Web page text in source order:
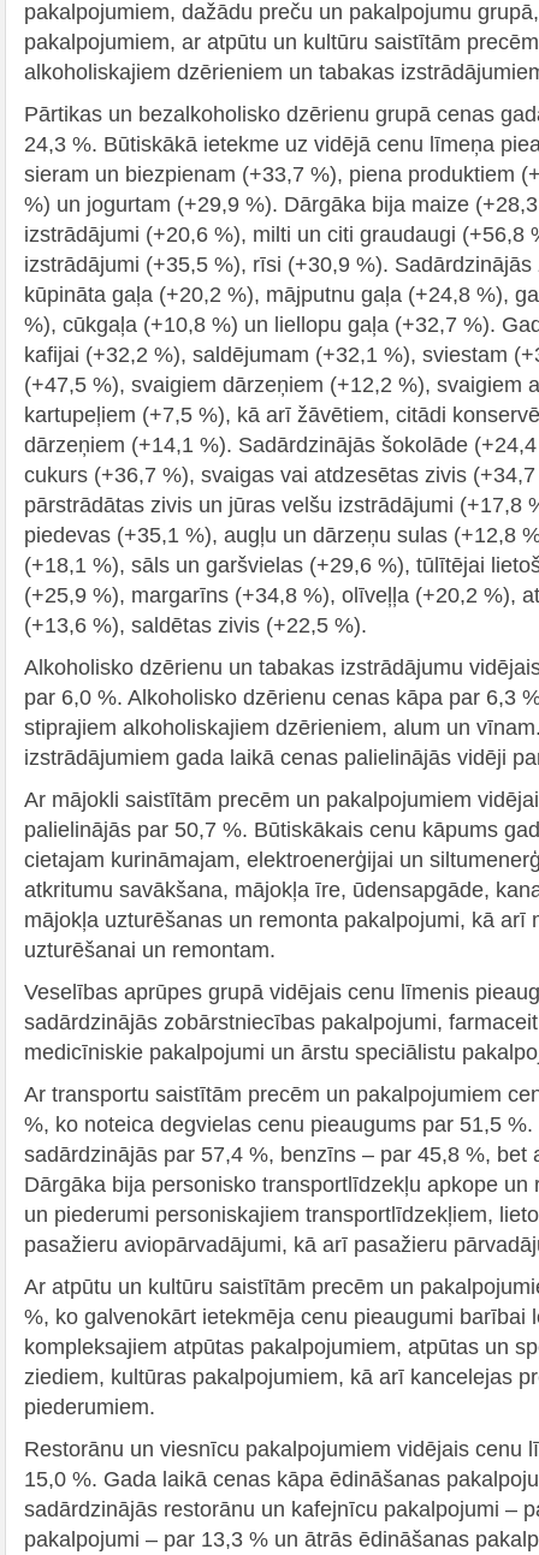
pakalpojumiem, dažādu preču un pakalpojumu
pakalpojumiem, ar atpūtu un kultūru saistītām
alkoholiskajiem dzērieniem un tabakas
Pārtikas un bezalkoholisko dzērienu grupā cenas
24,3 %. Būtiskākā ietekme uz vidējā cenu līmeņa
sieram un biezpienam (+33,7 %), piena produktiem
%) un jogurtam (+29,9 %). Dārgāka bija maize
izstrādājumi (+20,6 %), milti un citi graudaugi (+56,8
izstrādājumi (+35,5 %), rīsi (+30,9 %).
kūpināta gaļa (+20,2 %), mājputnu gaļa (+24,8 %),
%), cūkgaļa (+10,8 %) un liellopu gaļa (+32,7 %).
kafijai (+32,2 %), saldējumam (+32,1 %), sviestam
(+47,5 %), svaigiem dārzeņiem (+12,2 %), svaigiem
kartupeļiem (+7,5 %), kā arī žāvētiem, citādi
dārzeņiem (+14,1 %). Sadārdzinājās šokolāde
cukurs (+36,7 %), svaigas vai atdzesētas zivis
pārstrādātas zivis un jūras velšu izstrādājumi (+17,8
piedevas (+35,1 %), augļu un dārzeņu sulas (+12,8
(+18,1 %), sāls un garšvielas (+29,6 %), tūlītējai
(+25,9 %), margarīns (+34,8 %), olīveļļa (+20,2 %),
(+13,6 %), saldētas zivis (+22,5 %).
Alkoholisko dzērienu un tabakas izstrādājumu
par 6,0 %. Alkoholisko dzērienu cenas kāpa par 6,3
stiprajiem alkoholiskajiem dzērieniem, alum un
izstrādājumiem gada laikā cenas palielinājās vidēji
Ar mājokli saistītām precēm un pakalpojumiem
palielinājās par 50,7 %. Būtiskākais cenu kāpums
cietajam kurināmajam, elektroenerģijai un
atkritumu savākšana, mājokļa īre, ūdensapgāde,
mājokļa uzturēšanas un remonta pakalpojumi, kā arī
uzturēšanai un remontam.
Veselības aprūpes grupā vidējais cenu līmenis
sadārdzinājās zobārstniecības pakalpojumi,
medicīniskie pakalpojumi un ārstu speciālistu
Ar transportu saistītām precēm un pakalpojumiem
%, ko noteica degvielas cenu pieaugums par 51,5
sadārdzinājās par 57,4 %, benzīns – par 45,8 %, bet
Dārgāka bija personisko transportlīdzekļu apkope un
un piederumi personiskajiem transportlīdzekļiem,
pasažieru aviopārvadājumi, kā arī pasažieru
Ar atpūtu un kultūru saistītām precēm un
%, ko galvenokārt ietekmēja cenu pieaugumi barībai
kompleksajiem atpūtas pakalpojumiem, atpūtas un
ziediem, kultūras pakalpojumiem, kā arī kancelejas
piederumiem.
Restorānu un viesnīcu pakalpojumiem vidējais cenu
15,0 %. Gada laikā cenas kāpa ēdināšanas
sadārdzinājās restorānu un kafejnīcu pakalpojumi –
pakalpojumi – par 13,3 % un ātrās ēdināšanas